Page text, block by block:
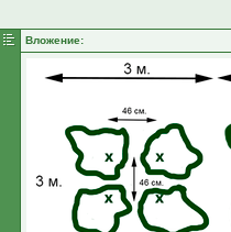
Вложение: